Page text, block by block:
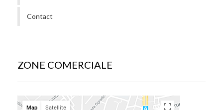
Contact
ZONE COMERCIALE